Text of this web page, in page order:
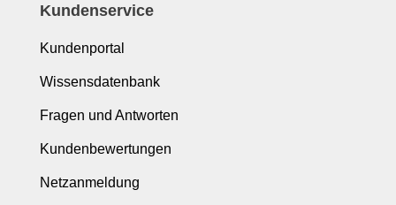
Kundenservice
Kundenportal
Wissensdatenbank
Fragen und Antworten
Kundenbewertungen
Netzanmeldung